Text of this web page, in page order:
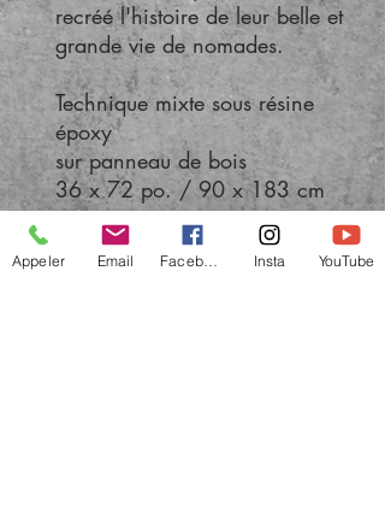
recréé l'histoire de leur belle et
grande vie de nomades.
Technique mixte sous résine
époxy
sur panneau de bois
36 x 72 po. / 90 x 183 cm
Appeler Email Insta YouTube